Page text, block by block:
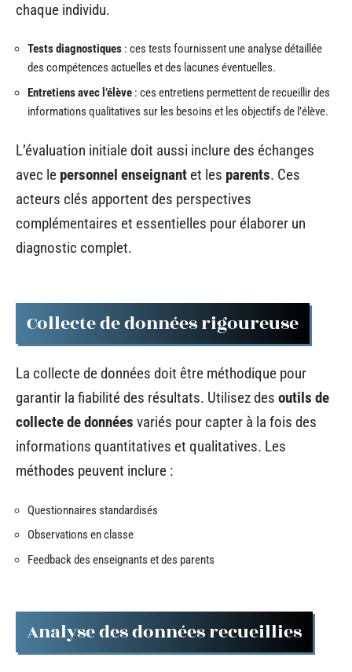
chaque individu.
Tests diagnostiques : ces tests fournissent une analyse détaillée
des compétences actuelles et des lacunes éventuelles.
Entretiens avec l’élève : ces entretiens permettent de recueillir des
informations qualitatives sur les besoins et les objectifs de l’élève.
L’évaluation initiale doit aussi inclure des échanges
avec le personnel enseignant et les parents. Ces
acteurs clés apportent des perspectives
complémentaires et essentielles pour élaborer un
diagnostic complet.
Collecte de données rigoureuse
La collecte de données doit être méthodique pour
garantir la fiabilité des résultats. Utilisez des outils de
collecte de données variés pour capter à la fois des
informations quantitatives et qualitatives. Les
méthodes peuvent inclure :
Questionnaires standardisés
Observations en classe
Feedback des enseignants et des parents
Analyse des données recueillies